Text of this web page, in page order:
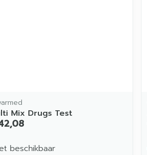
Mix Drugs Test
beschikbaar